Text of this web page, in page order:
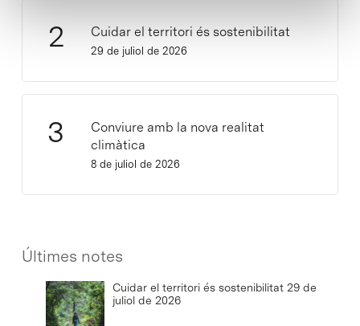
Cuidar el territori és sostenibilitat
29 de juliol de 2026
Conviure amb la nova realitat
climàtica
8 de juliol de 2026
Últimes notes
Cuidar el territori és sostenibilitat 29 de
juliol de 2026